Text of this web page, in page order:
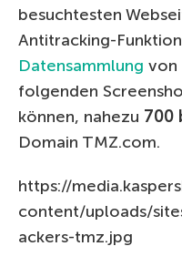
besuchtesten
Antitracking-Funktion
Datensammlung von
folgenden
können, nahezu 700
Domain TMZ.com.
https://
content/uploads/
ackers-tmz.jpg